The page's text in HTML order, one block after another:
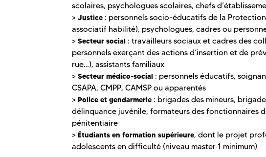
scolaires, psychologues scolaires, chefs
> Justice : personnels socio-éducatifs de la
associatif habilité), psychologues, cadres ou
> Secteur social : travailleurs sociaux et cadres des
personnels exerçant des actions d’insertion et de
rue…), assistants familiaux
> Secteur médico-social : personnels éducatifs,
CSAPA, CMPP, CAMSP ou apparentés
> Police et gendarmerie : brigades des mineurs,
délinquance juvénile, formateurs des fonctionnaires
pénitentiaire
> Étudiants en formation supérieure, dont le projet
adolescents en difficulté (niveau master 1 minimum)